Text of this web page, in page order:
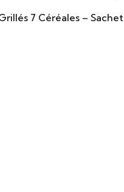
7 Céréales – Sachet